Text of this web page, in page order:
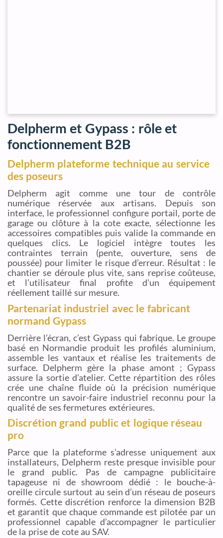
Delpherm et Gypass : rôle et
fonctionnement B2B
Delpherm plateforme technique au service
des poseurs
Delpherm agit comme une tour de contrôle
numérique réservée aux artisans. Depuis son
interface, le professionnel configure portail, porte de
garage ou clôture à la cote exacte, sélectionne les
accessoires compatibles puis valide la commande en
quelques clics. Le logiciel intègre toutes les
contraintes terrain (pente, ouverture, sens de
poussée) pour limiter le risque d’erreur. Résultat : le
chantier se déroule plus vite, sans reprise coûteuse,
et l’utilisateur final profite d’un équipement
réellement taillé sur mesure.
Partenariat industriel avec le fabricant
normand Gypass
Derrière l’écran, c’est Gypass qui fabrique. Le groupe
basé en Normandie produit les profilés aluminium,
assemble les vantaux et réalise les traitements de
surface. Delpherm gère la phase amont ; Gypass
assure la sortie d’atelier. Cette répartition des rôles
crée une chaîne fluide où la précision numérique
rencontre un savoir-faire industriel reconnu pour la
qualité de ses fermetures extérieures.
Discrétion grand public et logique réseau
pro
Parce que la plateforme s’adresse uniquement aux
installateurs, Delpherm reste presque invisible pour
le grand public. Pas de campagne publicitaire
tapageuse ni de showroom dédié : le bouche-à-
oreille circule surtout au sein d’un réseau de poseurs
formés. Cette discrétion renforce la dimension B2B
et garantit que chaque commande est pilotée par un
professionnel capable d’accompagner le particulier
de la prise de cote au SAV.